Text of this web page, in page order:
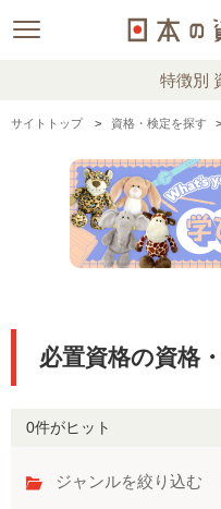
特徴別
サイトトップ 資格・検定を探す
必置資格の資格
0件がヒット
ジャンルを絞り込む